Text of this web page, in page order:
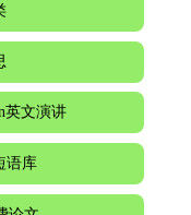
英文演讲
语库